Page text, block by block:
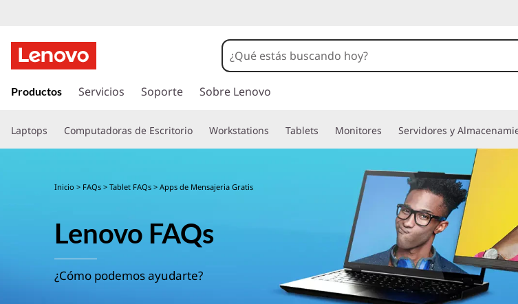
r
c
o
Productos Servicios Soporte Sobre Lenovo
Laptops Computadoras de Escritorio Workstations Tablets Monitores Servidores y
Inicio > FAQs >Tablet FAQs > Apps de Mensajeria Gratis
Lenovo FAQs
¿Cómo podemos ayudarte?